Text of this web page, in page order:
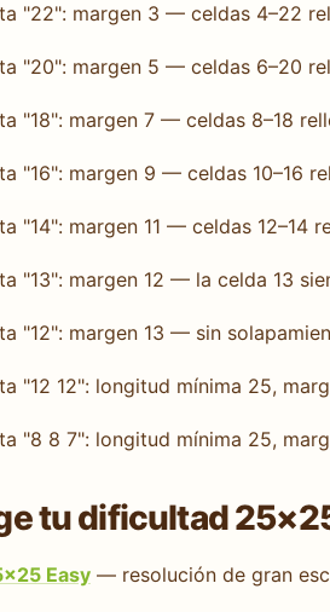
"22": margen 3 — celdas 4–22
"20": margen 5 — celdas 6–20
"18": margen 7 — celdas 8–18
"16": margen 9 — celdas 10–16
"14": margen 11 — celdas 12–14
"13": margen 12 — la celda 13
"12": margen 13 — sin
"12 12": longitud mínima 25,
"8 8 7": longitud mínima 25,
tu dificultad
Easy— resolución de gran